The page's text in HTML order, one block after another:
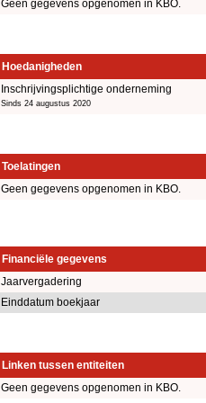
Geen gegevens opgenomen in KBO.
Hoedanigheden
Inschrijvingsplichtige onderneming
Sinds 24 augustus 2020
Toelatingen
Geen gegevens opgenomen in KBO.
Financiële gegevens
Jaarvergadering
Einddatum boekjaar
Linken tussen entiteiten
Geen gegevens opgenomen in KBO.